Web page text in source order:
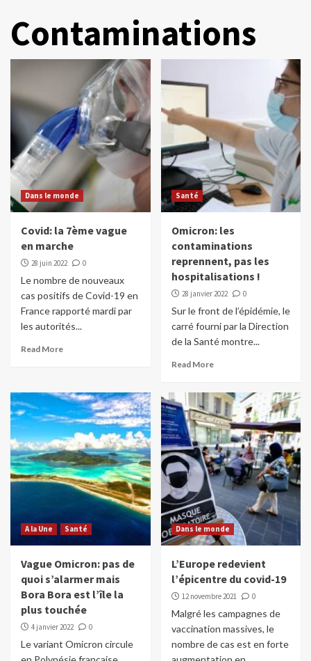
Contaminations
Dans le monde
Covid: la 7ème vague
en marche
28 juin 2022 0
Le nombre de nouveaux
cas positifs de Covid-19 en
France rapporté mardi par
les autorités...
Read More
Santé
Omicron: les
contaminations
reprennent, pas les
hospitalisations !
28 janvier 2022 0
Sur le front de l’épidémie, le
carré fourni par la Direction
de la Santé montre...
Read More
A la Une Santé
Vague Omicron: pas de
quoi s’alarmer mais
Bora Bora est l’île la
plus touchée
4 janvier 2022 0
Le variant Omicron circule
Dans le monde
L’Europe redevient
l’épicentre du covid-19
12 novembre 2021 0
Malgré les campagnes de
vaccination massives, le
nombre de cas est en forte